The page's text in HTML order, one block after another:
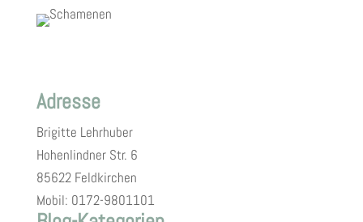
Adresse
Brigitte Lehrhuber
Hohenlindner Str. 6
85622 Feldkirchen
Mobil: 0172-9801101